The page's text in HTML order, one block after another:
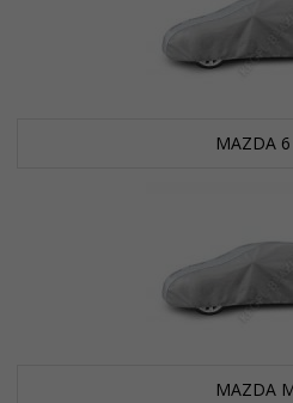
MAZDA
MAZDA